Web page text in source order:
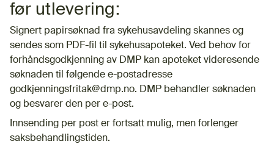
før utlevering:
Signert papirsøknad fra sykehusavdeling skannes og
sendes som PDF-fil til sykehusapoteket. Ved behov for
forhåndsgodkjenning av DMP kan apoteket videresende
søknaden til følgende e-postadresse
godkjenningsfritak@dmp.no. DMP behandler søknaden
og besvarer den per e-post.
Innsending per post er fortsatt mulig, men forlenger
saksbehandlingstiden.